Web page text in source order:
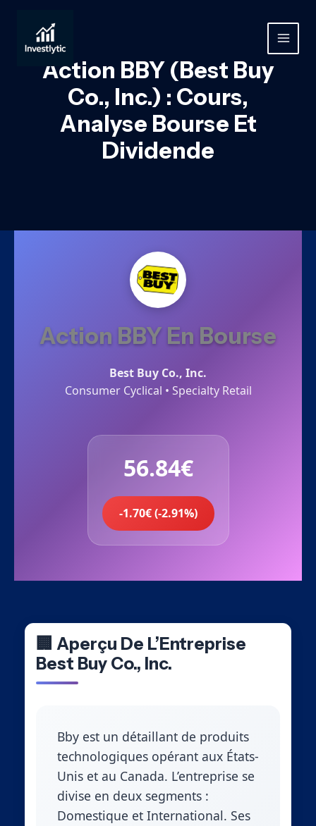
contenu
MAIN
Action BBY (Best Buy
Co., Inc.) : Cours,
Analyse Bourse Et
Dividende
Action BBY En Bourse
Best Buy Co., Inc.
Consumer Cyclical • Specialty Retail
56.84€
-1.70€ (-2.91%)
🏢 Aperçu De L’Entreprise
Best Buy Co., Inc.
Bby est un détaillant de produits
technologiques opérant aux États-
Unis et au Canada. L’entreprise se
divise en deux segments :
Domestique et International. Ses